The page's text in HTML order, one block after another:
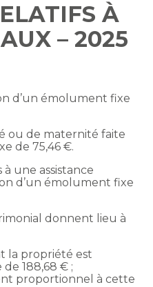
À
– 2025
d’un émolument fixe
ou de maternité faite
de 75,46 €.
une assistance
d’un émolument fixe
donnent lieu à
la propriété est
188,68 € ;
proportionnel à cette